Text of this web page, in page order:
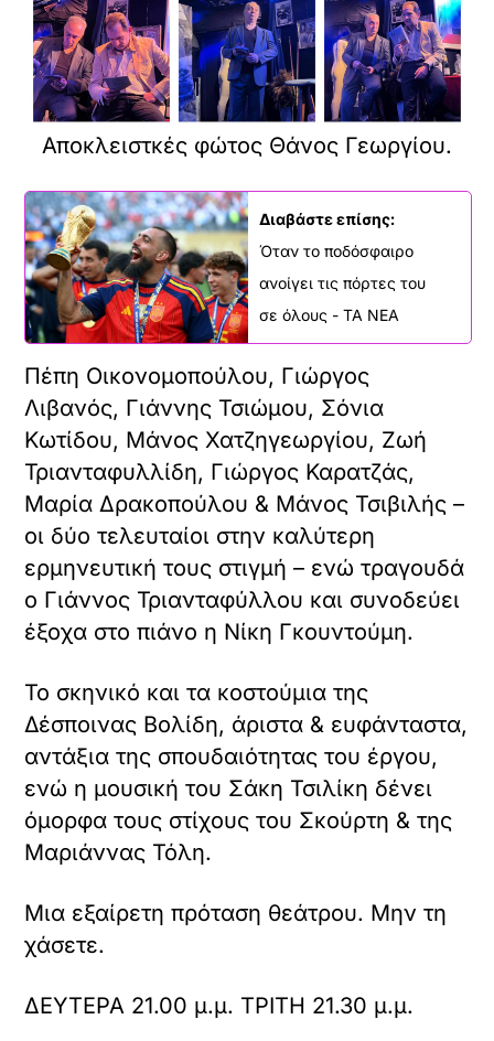
Αποκλειστκές φώτος Θάνος Γεωργίου.
Διαβάστε επίσης:
Όταν το ποδόσφαιρο
ανοίγει τις πόρτες του
σε όλους - ΤΑ ΝΕΑ
Πέπη Οικονομοπούλου, Γιώργος
Λιβανός, Γιάννης Τσιώμου, Σόνια
Κωτίδου, Μάνος Χατζηγεωργίου, Ζωή
Τριανταφυλλίδη, Γιώργος Καρατζάς,
Μαρία Δρακοπούλου & Μάνος Τσιβιλής –
οι δύο τελευταίοι στην καλύτερη
ερμηνευτική τους στιγμή – ενώ τραγουδά
ο Γιάννος Τριανταφύλλου και συνοδεύει
έξοχα στο πιάνο η Νίκη Γκουντούμη.
Το σκηνικό και τα κοστούμια της
Δέσποινας Βολίδη, άριστα & ευφάνταστα,
αντάξια της σπουδαιότητας του έργου,
ενώ η μουσική του Σάκη Τσιλίκη δένει
όμορφα τους στίχους του Σκούρτη & της
Μαριάννας Τόλη.
Μια εξαίρετη πρόταση θεάτρου. Μην τη
χάσετε.
ΔΕΥΤΕΡΑ 21.00 μ.μ. ΤΡΙΤΗ 21.30 μ.μ.